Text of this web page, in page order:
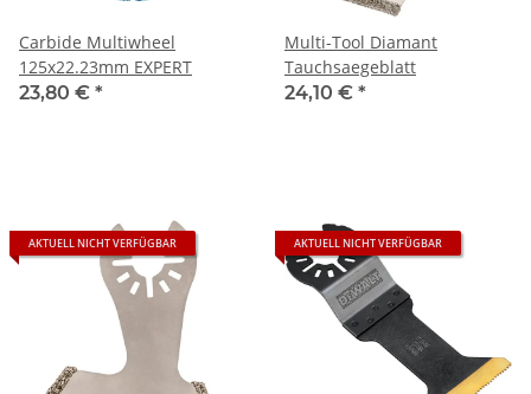
Carbide Multiwheel
125x22.23mm EXPERT
23,80 € *
Multi-Tool Diamant
Tauchsaegeblatt
24,10 € *
AKTUELL NICHT VERFÜGBAR AKTUELL NICHT VERFÜGBAR